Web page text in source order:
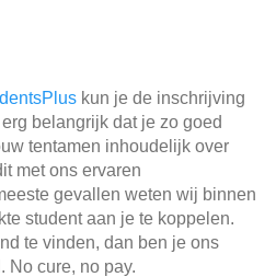
kun je de inschrijving
belangrijk dat je zo goed
tentamen inhoudelijk over
met ons ervaren
gevallen weten wij binnen
student aan je te koppelen.
te vinden, dan ben je ons
No cure, no pay.